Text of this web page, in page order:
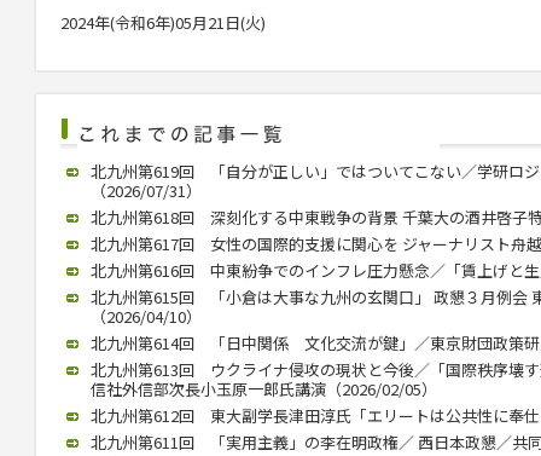
2024年(令和6年)05月21日(火)
北九州第619回 「自分が正しい」ではついてこない／学研ロ
（2026/07/31）
北九州第618回 深刻化する中東戦争の背景 千葉大の酒井啓子
北九州第617回 女性の国際的支援に関心を ジャーナリスト舟
北九州第616回 中東紛争でのインフレ圧力懸念／「賃上げと
北九州第615回 「小倉は大事な九州の玄関口」 政懇３月例会
（2026/04/10）
北九州第614回 「日中関係 文化交流が鍵」／東京財団政策
北九州第613回 ウクライナ侵攻の現状と今後／「国際秩序壊
信社外信部次長小玉原一郎氏講演（2026/02/05）
北九州第612回 東大副学長津田淳氏「エリートは公共性に奉
北九州第611回 「実用主義」の李在明政権／ 西日本政懇／共